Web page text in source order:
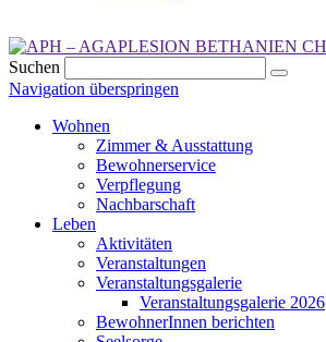
Suchen
Navigation überspringen
Wohnen
Zimmer & Ausstattung
Bewohnerservice
Verpflegung
Nachbarschaft
Leben
Aktivitäten
Veranstaltungen
Veranstaltungsgalerie
Veranstaltungsgalerie 2026
BewohnerInnen berichten